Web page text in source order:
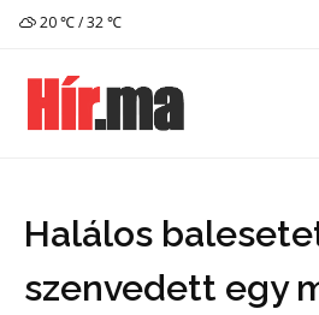
20 ℃ / 32 ℃
Halálos
szenvedett egy